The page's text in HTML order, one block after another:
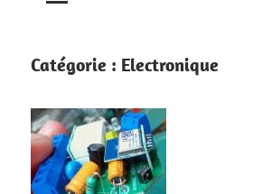
Catégorie : Electronique